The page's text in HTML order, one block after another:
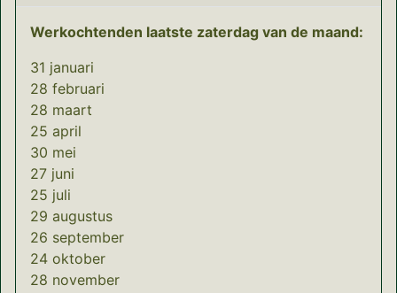
Werkochtenden laatste zaterdag van de maand:
31 januari
28 februari
28 maart
25 april
30 mei
27 juni
25 juli
29 augustus
26 september
24 oktober
28 november